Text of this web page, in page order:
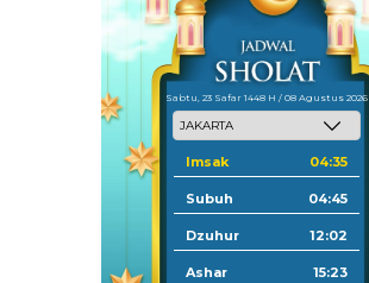
Sabtu, 23 Safar 1448 H / 08 Agustus 2026
Imsak 04:35
Subuh 04:45
Dzuhur 12:02
Ashar 15:23